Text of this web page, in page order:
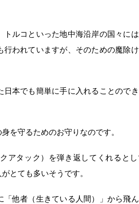
ルコといった地中海沿岸の国々に
われていますが、そのための魔除
日本でも簡単に手に入れることので
を守るためのお守りなのです。
アタック）を弾き返してくれると
とても多いそうです。
他者（生きている人間）」から飛